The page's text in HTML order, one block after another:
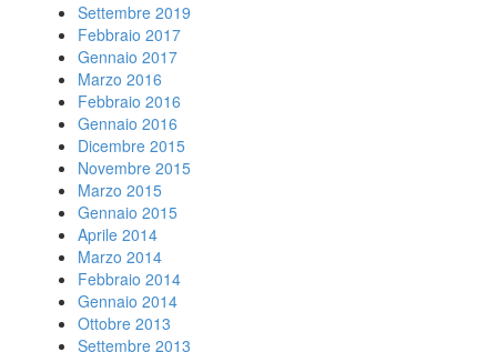
Settembre 2019
Febbraio 2017
Gennaio 2017
Marzo 2016
Febbraio 2016
Gennaio 2016
Dicembre 2015
Novembre 2015
Marzo 2015
Gennaio 2015
Aprile 2014
Marzo 2014
Febbraio 2014
Gennaio 2014
Ottobre 2013
Settembre 2013